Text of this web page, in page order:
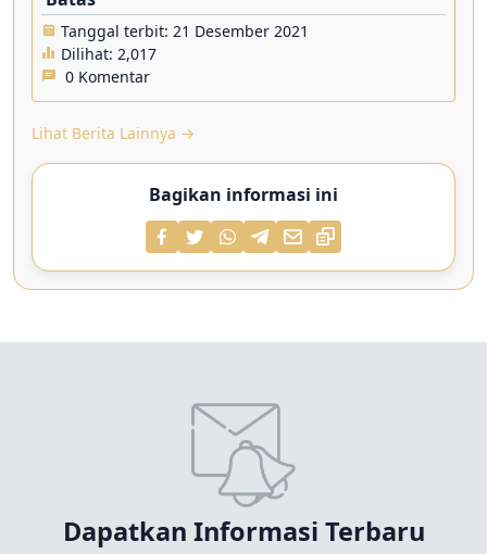
Tanggal terbit: 21 Desember 2021
Dilihat: 2,017
0 Komentar
Lihat Berita Lainnya →
Bagikan informasi ini
Dapatkan Informasi Terbaru